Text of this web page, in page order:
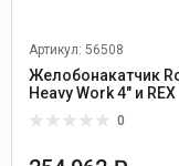
Артикул: 56508
Желобонакатчик
Heavy Work 4" и REX
0